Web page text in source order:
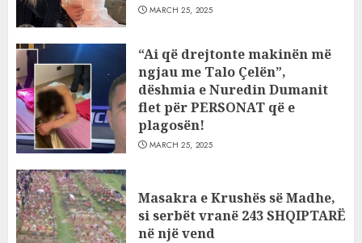
MARCH 25, 2025
“Ai që drejtonte makinën më
ngjau me Talo Çelën”,
dëshmia e Nuredin Dumanit
flet për PERSONAT që e
plagosën!
MARCH 25, 2025
Masakra e Krushës së Madhe,
si serbët vranë 243 SHQIPTARË
në një vend